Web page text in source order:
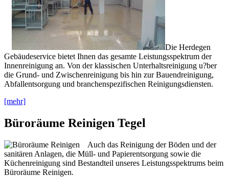
Die Herdegen
Gebäudeservice bietet Ihnen das gesamte Leistungsspektrum der
Innenreinigung an. Von der klassischen Unterhaltsreinigung u?ber
die Grund- und Zwischenreinigung bis hin zur Bauendreinigung,
Abfallentsorgung und branchenspezifischen Reinigungsdiensten.
[mehr]
Büroräume Reinigen Tegel
Auch das Reinigung der Böden und der
sanitären Anlagen, die Müll- und Papierentsorgung sowie die
Küchenreinigung sind Bestandteil unseres Leistungsspektrums beim
Büroräume Reinigen.